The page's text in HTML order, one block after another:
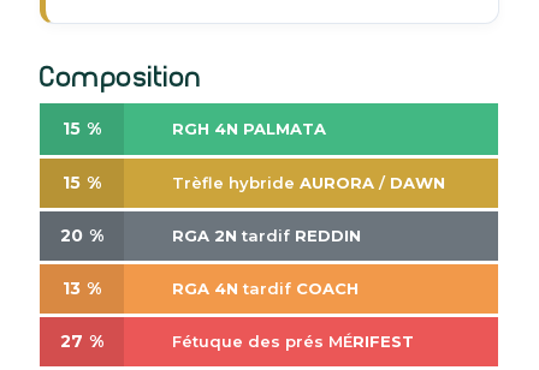
Composition
15 % RGH 4N PALMATA
15 % Trèfle hybrideAURORA / DAWN
20 % RGA 2N tardif REDDIN
13 % RGA 4N tardif COACH
27 % Fétuque des prés MÉRIFEST